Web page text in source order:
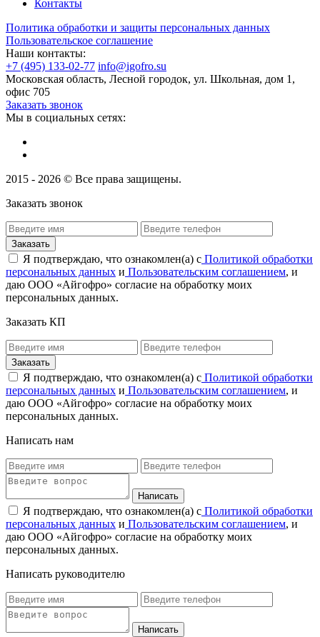
Контакты
Политика обработки и защиты персональных данных
Пользовательское соглашение
Наши контакты:
+7 (495) 133-02-77 info@igofro.su
Московская область, Лесной городок, ул. Школьная, дом 1,
офис 705
Заказать звонок
Мы в социальных сетях:
2015 - 2026 © Все права защищены.
Заказать звонок
Я подтверждаю, что ознакомлен(а) с Политикой обработки
персональных данных и Пользовательским соглашением, и
даю ООО «Айгофро» согласие на обработку моих
персональных данных.
Заказать КП
Я подтверждаю, что ознакомлен(а) с Политикой обработки
персональных данных и Пользовательским соглашением, и
даю ООО «Айгофро» согласие на обработку моих
персональных данных.
Написать нам
Я подтверждаю, что ознакомлен(а) с Политикой обработки
персональных данных и Пользовательским соглашением, и
даю ООО «Айгофро» согласие на обработку моих
персональных данных.
Написать руководителю